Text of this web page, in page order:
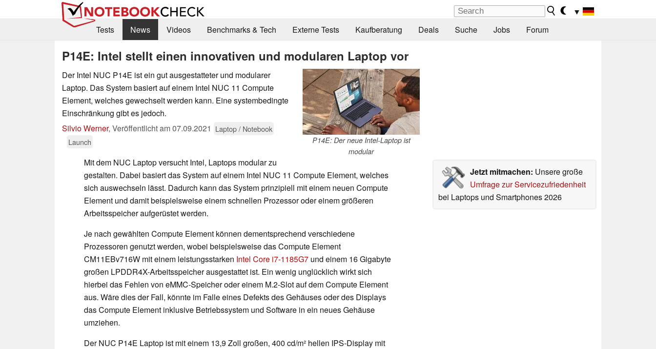
▼
Tests
News Videos Benchmarks & Tech Externe Tests Kaufberatung Deals Suche Jobs Forum
P14E: Intel stellt einen innovativen und modularen Laptop vor
P14E: Der neue Intel-Laptop ist
modular
Der Intel NUC P14E ist ein gut ausgestatteter und modularer
Laptop. Das System basiert auf einem Intel NUC 11 Compute
Element, welches gewechselt werden kann. Eine systembedingte
Einschränkung gibt es jedoch.
Silvio Werner, Veröffentlicht am07.09.2021 Laptop / Notebook
Launch
Jetzt mitmachen: Unsere große
Umfrage zur Servicezufriedenheit
bei Laptops und Smartphones 2026
Mit dem NUC Laptop versucht Intel, Laptops modular zu
gestalten. Dabei basiert das System auf einem Intel NUC 11 Compute Element, welches
sich auswechseln lässt. Dadurch kann das System prinzipiell mit einem neuen Compute
Element und damit beispielsweise einem schnellen Prozessor oder einem größeren
Arbeitsspeicher aufgerüstet werden.
Je nach gewählten Compute Element können dementsprechend verschiedene
Prozessoren genutzt werden, wobei beispielsweise das Compute Element
CM11EBv716W mit einem leistungsstarken Intel Core i7-1185G7 und einem 16 Gigabyte
großen LPDDR4X-Arbeitsspeicher ausgestattet ist. Ein wenig unglücklich wirkt sich
hierbei das Fehlen von eMMC-Speicher oder einem M.2-Slot auf dem Compute Element
aus. Wäre dies der Fall, könnte im Falle eines Defekts des Gehäuses oder des Displays
das Compute Element inklusive Betriebssystem und Software in ein neues Gehäuse
umziehen.
Der NUC P14E Laptop ist mit einem 13,9 Zoll großen, 400 cd/m² hellen IPS-Display mit